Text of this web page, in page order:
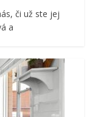
či už ste jej
a